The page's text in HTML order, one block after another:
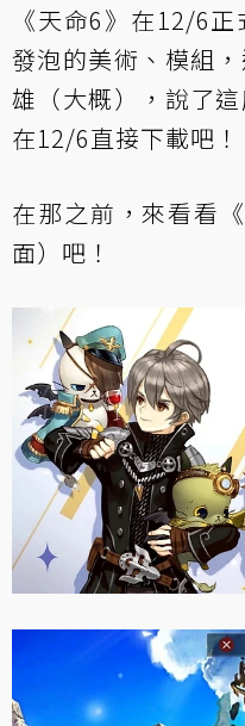
《天命6》在12/6
發泡的美術、模組
雄（大概），說了
在12/6直接下載吧！
在那之前，來看看
面）吧！